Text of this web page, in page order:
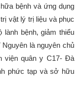
bệnh và ứng dụng
vật lý trị liệu và phục
lành bệnh, giảm thiểu
là nguyên chủ
viện quân y C17- Đà
phức tạp và sở hữu